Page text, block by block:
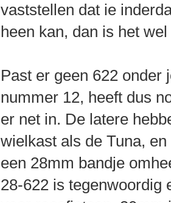
vaststellen dat ie
heen kan, dan is het
Past er geen 622 onder
nummer 12, heeft dus
er net in. De latere
wielkast als de Tuna,
een 28mm bandje
28-622 is tegenwoordig